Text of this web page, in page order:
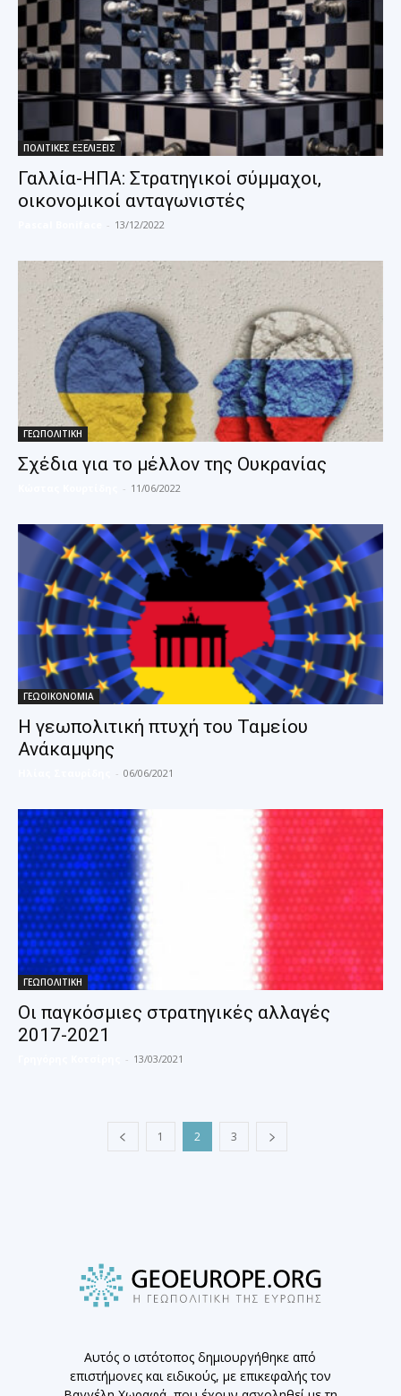
ΠΟΛΙΤΙΚΕΣ ΕΞΕΛΙΞΕΙΣ
Γαλλία-ΗΠΑ: Στρατηγικοί σύμμαχοι,
οικονομικοί ανταγωνιστές
- 13/12/2022
ΓΕΩΠΟΛΙΤΙΚΗ
Σχέδια για το μέλλον της Ουκρανίας
- 11/06/2022
ΓΕΩΟΙΚΟΝΟΜΙΑ
Η γεωπολιτική πτυχή του Ταμείου
Ανάκαμψης
- 06/06/2021
ΓΕΩΠΟΛΙΤΙΚΗ
Οι παγκόσμιες στρατηγικές αλλαγές
2017-2021
- 13/03/2021
1 2 3
Αυτός ο ιστότοπος δημιουργήθηκε από
επιστήμονες και ειδικούς, με επικεφαλής τον